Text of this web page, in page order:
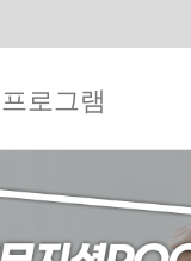
프로그램